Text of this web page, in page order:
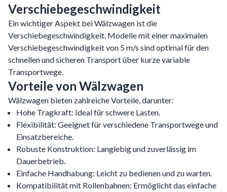
Verschiebegeschwindigkeit
Ein wichtiger Aspekt bei Wälzwagen ist die
Verschiebegeschwindigkeit. Modelle mit einer maximalen
Verschiebegeschwindigkeit von 5 m/s sind optimal für den
schnellen und sicheren Transport über kurze variable
Transportwege.
Vorteile von Wälzwagen
Wälzwagen bieten zahlreiche Vorteile, darunter:
Hohe Tragkraft: Ideal für schwere Lasten.
Flexibilität: Geeignet für verschiedene Transportwege und
Einsatzbereiche.
Robuste Konstruktion: Langlebig und zuverlässig im
Dauerbetrieb.
Einfache Handhabung: Leicht zu bedienen und zu warten.
Kompatibilität mit Rollenbahnen: Ermöglicht das einfache